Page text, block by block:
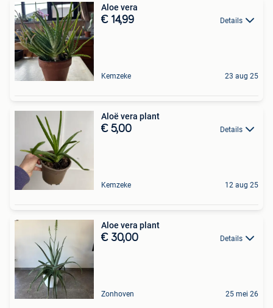
Aloe vera
€ 14,99 Details
Kemzeke 23 aug 25
Aloë vera plant
€ 5,00 Details
Kemzeke 12 aug 25
Aloe vera plant
€ 30,00 Details
Zonhoven 25 mei 26